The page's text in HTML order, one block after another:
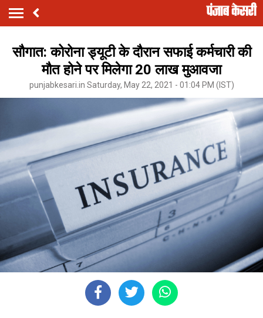
सौगात: कोरोना ड्यूटी के दौरान सफाई कर्मचारी की
मौत होने पर मिलेगा 20 लाख मुआवजा
punjabkesari.in Saturday, May 22, 2021 - 01:04 PM (IST)